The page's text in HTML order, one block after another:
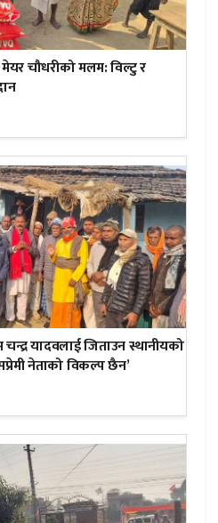
चौधरीको मलम: विल्टु र
चन्द्र यादवलाई जिताउन स्थानीयको
नेताको विकल्प छैन’